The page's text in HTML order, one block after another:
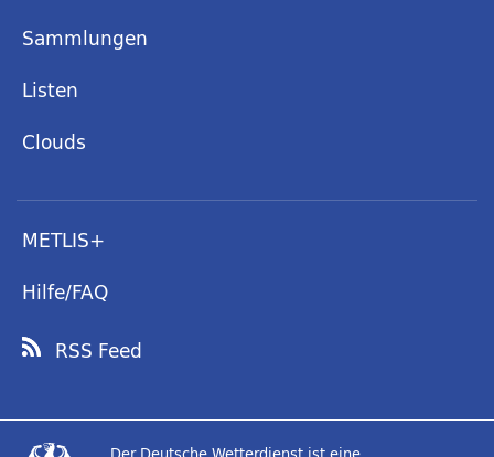
Sammlungen
Listen
Clouds
METLIS+
Hilfe/FAQ
RSS Feed